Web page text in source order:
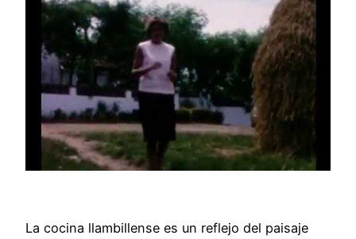
La cocina llambillense es un reflejo del paisaje